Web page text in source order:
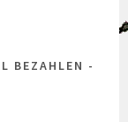
BEZAHLEN